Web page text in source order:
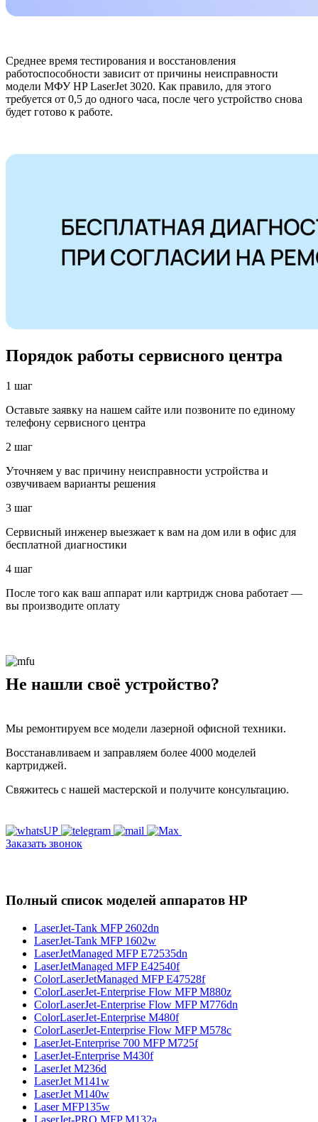
Среднее время тестирования и восстановления
работоспособности зависит от причины неисправности
модели МФУ HP LaserJet 3020. Как правило, для этого
требуется от 0,5 до одного часа, после чего устройство снова
будет готово к работе.
Порядок работы сервисного центра
1 шаг
Оставьте заявку на нашем сайте или позвоните по единому
телефону сервисного центра
2 шаг
Уточняем у вас причину неисправности устройства и
озвучиваем варианты решения
3 шаг
Сервисный инженер выезжает к вам на дом или в офис для
бесплатной диагностики
4 шаг
После того как ваш аппарат или картридж снова работает —
вы производите оплату
Не нашли своё устройство?
Мы ремонтируем все модели лазерной офисной техники.
Восстанавливаем и заправляем более 4000 моделей
картриджей.
Свяжитесь с нашей мастерской и получите консультацию.
Заказать звонок
Полный список моделей аппаратов HP
LaserJet-Tank MFP 2602dn
LaserJet-Tank MFP 1602w
LaserJetManaged MFP E72535dn
LaserJetManaged MFP E42540f
ColorLaserJetManaged MFP E47528f
ColorLaserJet-Enterprise Flow MFP M880z
ColorLaserJet-Enterprise Flow MFP M776dn
ColorLaserJet-Enterprise M480f
ColorLaserJet-Enterprise Flow MFP M578с
LaserJet-Enterprise 700 MFP M725f
LaserJet-Enterprise M430f
LaserJet M236d
LaserJet M141w
LaserJet M140w
Laser MFP135w
LaserJet-PRO MFP M132a